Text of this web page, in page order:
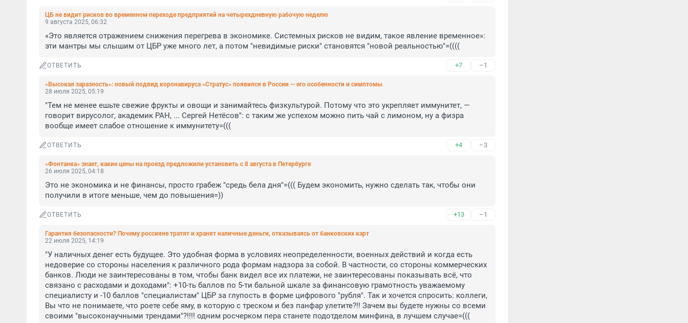
ЦБ не видит рисков во временном переходе предприятий на четырехдневную рабочую неделю
9 августа 2025, 06:32
«Это является отражением снижения перегрева в экономике. Системных рисков не видим, такое явление временное»:
эти мантры мы слышим от ЦБР уже много лет, а потом "невидимые риски" становятся "новой реальностью"=((((
ОТВЕТИТЬ +7 –1
«Высокая заразность»: новый подвид коронавируса «Стратус» появился в России — его особенности и симптомы
28 июля 2025, 05:19
"Тем не менее ешьте свежие фрукты и овощи и занимайтесь физкультурой. Потому что это укрепляет иммунитет, —
говорит вирусолог, академик РАН, ... Сергей Нетёсов": с таким же успехом можно пить чай с лимоном, ну а физра
вообще имеет слабое отношение к иммунитету=(((
ОТВЕТИТЬ +4 –3
«Фонтанка» знает, какие цены на проезд предложили установить с 8 августа в Петербурге
26 июля 2025, 04:18
Это не экономика и не финансы, просто грабеж "средь бела дня"=((( Будем экономить, нужно сделать так, чтобы они
получили в итоге меньше, чем до повышения=))
ОТВЕТИТЬ +13 –1
Гарантия безопасности? Почему россияне тратят и хранят наличные деньги, отказываясь от банковских карт
22 июля 2025, 14:19
"У наличных денег есть будущее. Это удобная форма в условиях неопределенности, военных действий и когда есть
недоверие со стороны населения к различного рода формам надзора за собой. В частности, со стороны коммерческих
банков. Люди не заинтересованы в том, чтобы банк видел все их платежи, не заинтересованы показывать всё, что
связано с расходами и доходами": +10-ть баллов по 5-ти бальной шкале за финансовую грамотность уважаемому
специалисту и -10 баллов "специалистам" ЦБР за глупость в форме цифрового "рубля". Так и хочется спросить: коллеги,
Вы что не понимаете, что роете себе яму, в которую с треском и без панфар улетите?!! Зачем вы будете нужны со всеми
своими "высоконаучными трендами"?!!!! одним росчерком пера станете подотделом минфина, в лучшем случае=(((